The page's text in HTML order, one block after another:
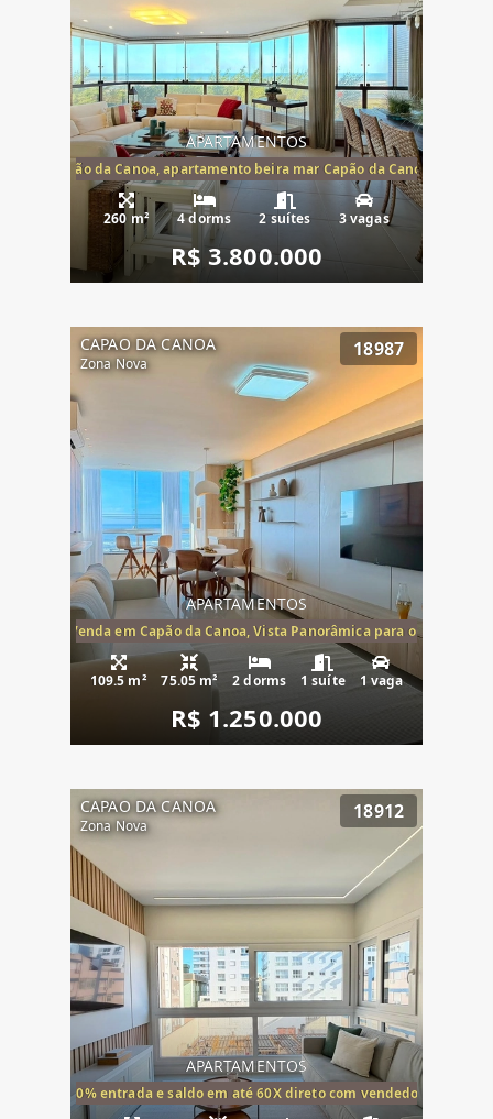
APARTAMENTOS
mar Capão da Canoa, apartamento beira mar Capão da Canoa,
260 m² 4 dorms 2 suítes 3 vagas
R$ 3.800.000
CAPAO DA CANOA
Zona Nova
18987
APARTAMENTOS
Mar à Venda em Capão da Canoa, Vista Panorâmica para o Mar, 2
109.5 m² 75.05 m² 2 dorms 1 suíte 1 vaga
R$ 1.250.000
CAPAO DA CANOA
Zona Nova
18912
APARTAMENTOS
20% entrada e saldo em até 60X direto com vendedor